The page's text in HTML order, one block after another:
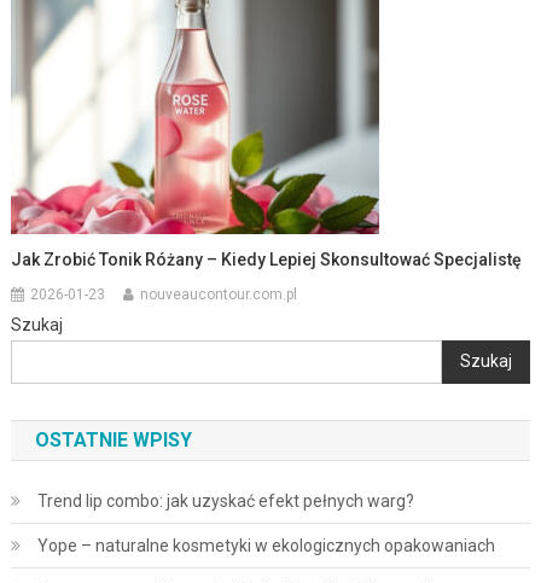
Jak Zrobić Tonik Różany – Kiedy Lepiej Skonsultować Specjalistę
2026-01-23 nouveaucontour.com.pl
Szukaj
Szukaj
OSTATNIE WPISY
Trend lip combo: jak uzyskać efekt pełnych warg?
Yope – naturalne kosmetyki w ekologicznych opakowaniach